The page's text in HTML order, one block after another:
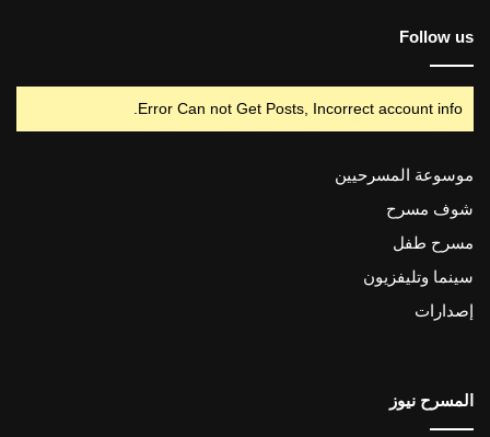
Follow us
Error Can not Get Posts, Incorrect account info.
موسوعة المسرحيين
شوف مسرح
مسرح طفل
سينما وتليفزيون
إصدارات
المسرح نيوز